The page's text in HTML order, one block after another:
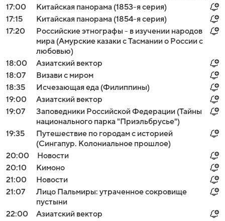
17:00
Китайская панорама (1853-я серия)
17:15
Китайская панорама (1854-я серия)
17:20
Российские этнографы - в изучении народов
мира (Амурские казаки с Тасмании о России с
любовью)
18:00
Азиатский вектор
18:07
Визави с миром
18:35
Исчезающая еда (Филиппины)
19:00
Азиатский вектор
19:07
Заповедники Российской Федерации (Тайны
национального парка "Приэльбрусье")
19:35
Путешествие по городам с историей
(Сингапур. Колониальное прошлое)
20:00
Новости
20:10
Кимоно
21:00
Новости
21:07
Лицо Пальмиры: утраченное сокровище
пустыни
22:00
Азиатский вектор